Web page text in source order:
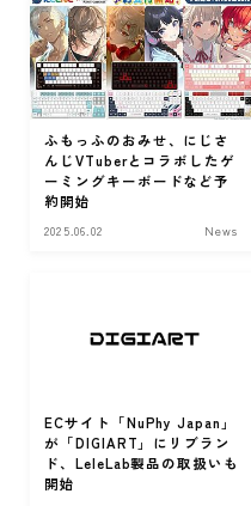
レバーレスコント
モニター・ディスプレ
生活家電・家具
ガジェット
レポート・コラム
ふもっふのおみせ、にじさ
んじVTuberとコラボしたゲ
ーミングキーボードなど予
約開始
2025.06.02 News
ECサイト「NuPhy Japan」
が「DIGIART」にリブラン
ド、LeleLab製品の取扱いも
開始